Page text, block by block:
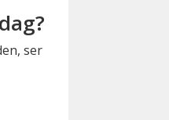
ser